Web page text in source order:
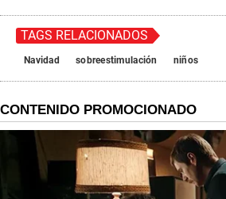
TAGS RELACIONADOS
Navidad sobreestimulación niños